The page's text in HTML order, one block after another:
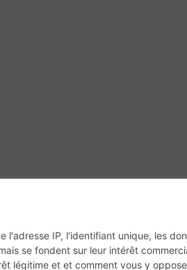
Trial Mag Sport-Bikes Boutique CPPRESSE